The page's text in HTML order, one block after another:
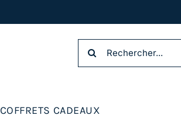
COFFRETS CADEAUX